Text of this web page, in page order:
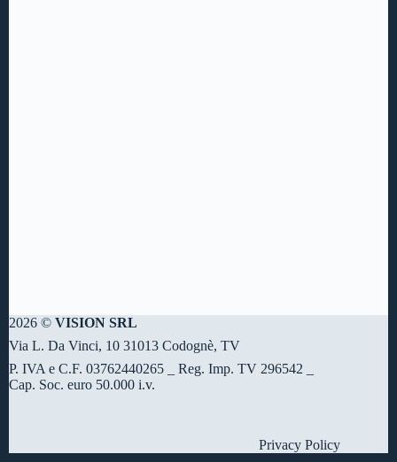
2026 © VISION SRL
Via L. Da Vinci, 10 31013 Codognè, TV
P. IVA e C.F. 03762440265 _ Reg. Imp. TV 296542 _
Cap. Soc. euro 50.000 i.v.
Privacy Policy